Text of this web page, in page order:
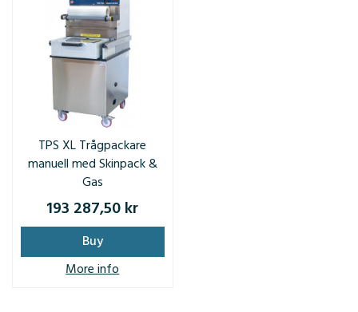
TPS XL Trågpackare
manuell med Skinpack &
Gas
193 287,50 kr
More info
Buy